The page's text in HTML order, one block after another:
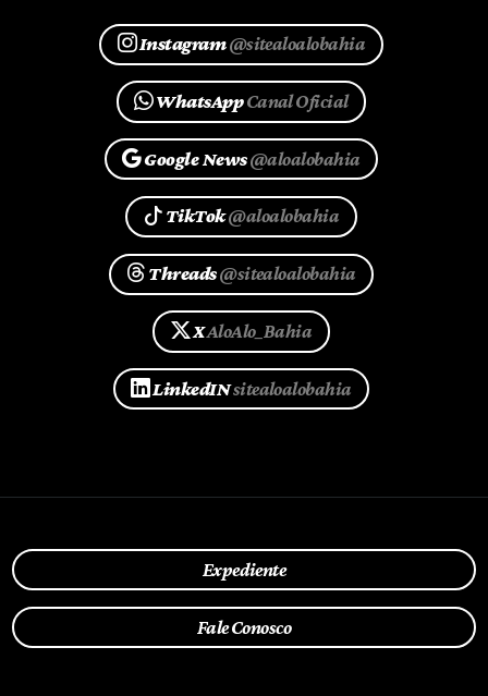
Instagram@sitealoalobahia
WhatsAppCanal Oficial
Google News@aloalobahia
TikTok@aloalobahia
Threads@sitealoalobahia
XAloAlo_Bahia
LinkedINsitealoalobahia
Expediente
Fale Conosco